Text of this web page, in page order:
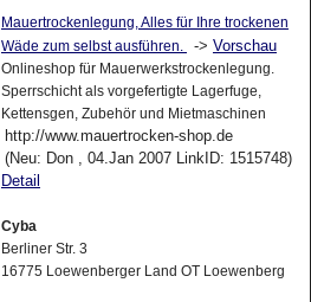
Mauertrockenlegung, Alles für Ihre trockenen
Wäde zum selbst ausführen.
-> Vorschau
Onlineshop für Mauerwerkstrockenlegung.
Sperrschicht als vorgefertigte Lagerfuge,
Kettensgen, Zubehör und Mietmaschinen
http://www.mauertrocken-shop.de
(Neu: Don , 04.Jan 2007 LinkID: 1515748)
Detail
Cyba
Berliner Str. 3
16775 Loewenberger Land OT Loewenberg